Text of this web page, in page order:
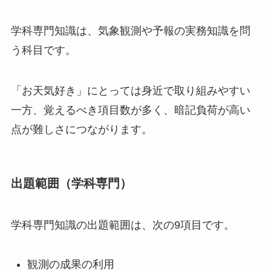
学科専門知識は、気象観測や予報の実務知識を問
う科目です。
「お天気好き」にとっては身近で取り組みやすい
一方、覚えるべき項目数が多く、暗記負荷が高い
点が難しさにつながります。
出題範囲（学科専門）
学科専門知識の出題範囲は、次の9項目です。
観測の成果の利用